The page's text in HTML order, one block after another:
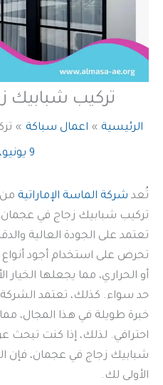
تركيب شبابيك
الرئيسية اعمال سباكة
9 يونيو، 2026
تُعد شركة الماسة الإماراتية من
تركيب شبابيك زجاج في
تعتمد على الجودة العالية
تحرص على استخدام أجود
أو الحراري، مما يجعلها الخيار
حد سواء. كذلك، تعتمد
خبرة طويلة في هذا المجال،
احترافي. لذلك، إذا كنت
شبابيك زجاج في عجمان، فإن
الأولى لك.